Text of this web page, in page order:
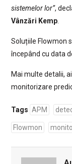
sistemelor lor”,
Vânzări Kemp.
Soluțiile Flowmon
începând cu data
Mai multe detalii,
monitorizare
Tags APM
Flowmon